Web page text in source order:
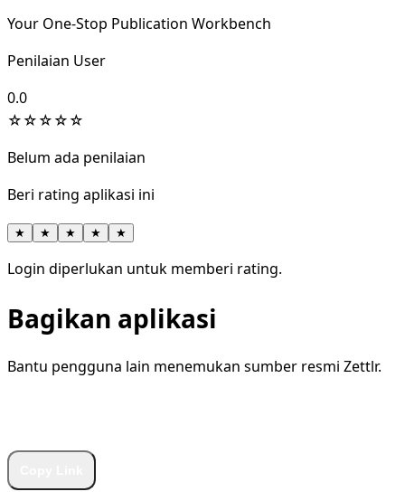
Your One-Stop Publication Workbench
Penilaian User
0.0
☆☆☆☆☆
Belum ada penilaian
Beri rating aplikasi ini
★ ★ ★ ★ ★
Login diperlukan untuk memberi rating.
Bagikan aplikasi
Bantu pengguna lain menemukan sumber resmi Zettlr.